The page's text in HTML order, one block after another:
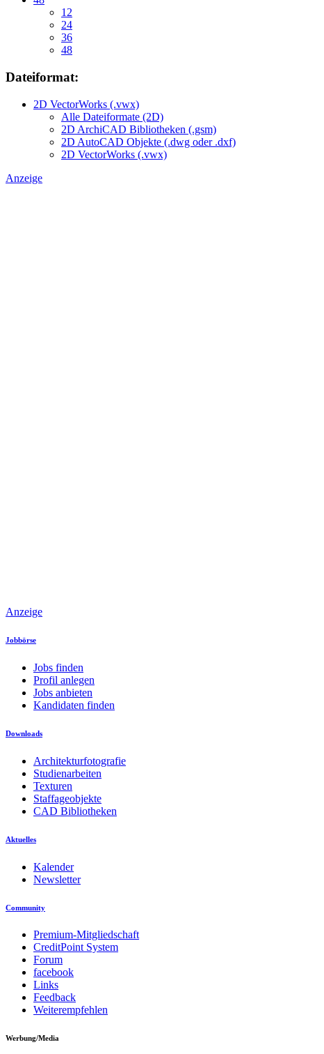
12
24
36
48
Dateiformat:
2D VectorWorks (.vwx)
Alle Dateiformate (2D)
2D ArchiCAD Bibliotheken (.gsm)
2D AutoCAD Objekte (.dwg oder .dxf)
2D VectorWorks (.vwx)
Anzeige
Anzeige
Jobbörse
Jobs finden
Profil anlegen
Jobs anbieten
Kandidaten finden
Downloads
Architekturfotografie
Studienarbeiten
Texturen
Staffageobjekte
CAD Bibliotheken
Aktuelles
Kalender
Newsletter
Community
Premium-Mitgliedschaft
CreditPoint System
Forum
facebook
Links
Feedback
Weiterempfehlen
Werbung/Media